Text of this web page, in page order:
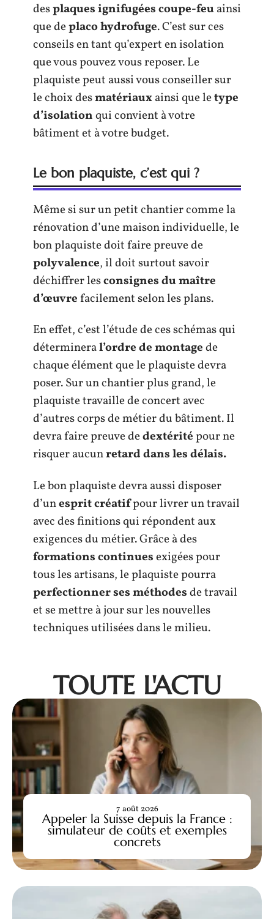
desplaques ignifugées coupe-feu ainsi
que deplaco hydrofuge. C’est sur ces
conseils en tant qu’expert en isolation
que vous pouvez vous reposer. Le
plaquiste peut aussi vous conseiller sur
le choix desmatériauxainsi que letype
d’isolationqui convient à votre
bâtiment et à votre budget.
Le bon plaquiste, c’est qui ?
Même si sur un petit chantier comme la
rénovation d’une maison individuelle, le
bon plaquiste doit faire preuve de
polyvalence, il doit surtout savoir
déchiffrer lesconsignes du maître
d’œuvrefacilement selon les plans.
En effet, c’est l’étude de ces schémas qui
détermineral’ordre de montagede
chaque élément que le plaquiste devra
poser. Sur un chantier plus grand, le
plaquiste travaille de concert avec
d’autres corps de métier du bâtiment. Il
devra faire preuve dedextéritépour ne
risquer aucunretard dans les délais.
Le bon plaquiste devra aussi disposer
d’unesprit créatifpour livrer un travail
avec des finitions qui répondent aux
exigences du métier. Grâce à des
formations continuesexigées pour
tous les artisans, le plaquiste pourra
perfectionner ses méthodesde travail
et se mettre à jour sur les nouvelles
techniques utilisées dans le milieu.
TOUTE L'ACTU
Appeler la Suisse depuis la France :
simulateur de coûts et exemples
concrets
7 août 2026